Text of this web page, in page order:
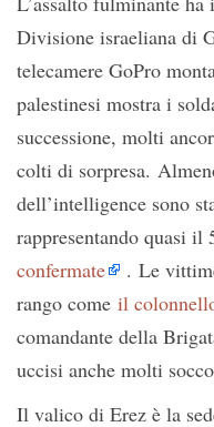
Divisione israeliana di
telecamere GoPro
palestinesi mostra i
successione, molti
colti di sorpresa.
dell’intelligence sono
rappresentando quasi il
confermate
. Le
rango come il
comandante della
uccisi anche molti
Il valico di Erez è la